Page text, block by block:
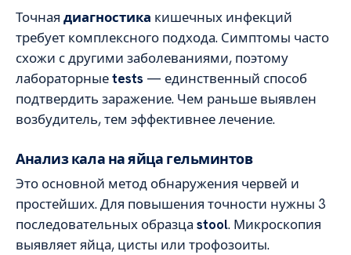
Точная диагностика кишечных инфекций
требует комплексного подхода. Симптомы часто
схожи с другими заболеваниями, поэтому
лабораторныеtests — единственный способ
подтвердить заражение. Чем раньше выявлен
возбудитель, тем эффективнее лечение.
Анализ кала на яйца гельминтов
Это основной метод обнаружения червей и
простейших. Для повышения точности нужны 3
последовательных образца stool. Микроскопия
выявляет яйца, цисты или трофозоиты.